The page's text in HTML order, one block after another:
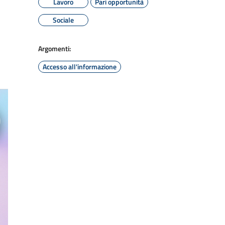
Sociale
Argomenti:
Accesso all'informazione